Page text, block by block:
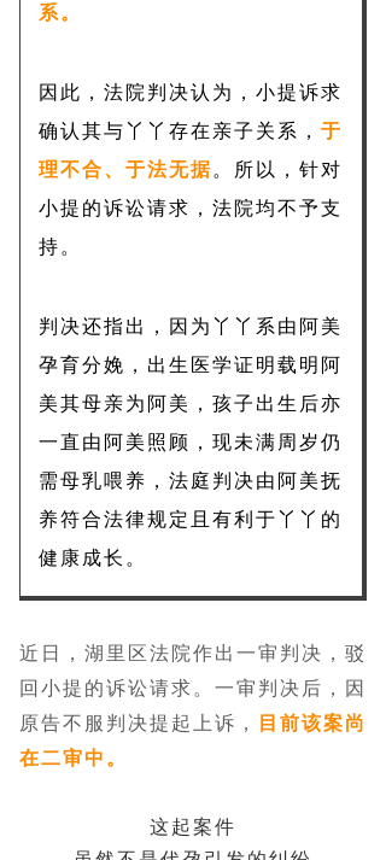
系。
因此，法院判决认为，小提诉求
确认其与丫丫存在亲子关系， 于
理不合、于法无据。所以，针对
小提的诉讼请求，法院均不予支
持。
判决还指出，因为丫丫系由阿美
孕育分娩，出生医学证明载明阿
美其母亲为阿美，孩子出生后亦
一直由阿美照顾，现未满周岁仍
需母乳喂养，法庭判决由阿美抚
养符合法律规定且有利于丫丫的
健康成长。
近日，湖里区法院作出一审判决，驳
回小提的诉讼请求。一审判决后，因
原告不服判决提起上诉，
目前该案尚
在二审中。
这起案件